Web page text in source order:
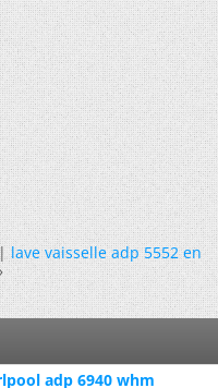
lave vaisselle adp 5552 en
adp 6940 whm